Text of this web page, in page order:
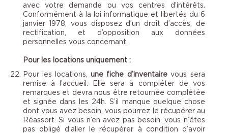
avec votre demande ou vos centres d’intérêts.
Conformément à la loi informatique et libertés du 6
janvier 1978, vous disposez d’un droit d’accès, de
rectification, et d’opposition aux données
personnelles vous concernant.
Pour les locations uniquement :
Pour les locations,
une fiche d’inventairevous sera
remise à l’accueil. Elle sera à compléter de vos
remarques et devra nous être retournée complétée
et signée dans les 24h. S’il manque quelque chose
dont vous avez besoin, vous pourrez le récupérer au
Réassort. Si vous n’en avez pas besoin, vous n’êtes
pas obligé d’aller le récupérer à condition d’avoir